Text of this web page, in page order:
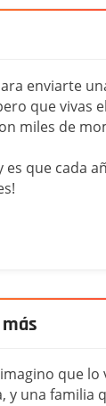
enviarte
que vivas
miles de
que cada
que lo
y una familia